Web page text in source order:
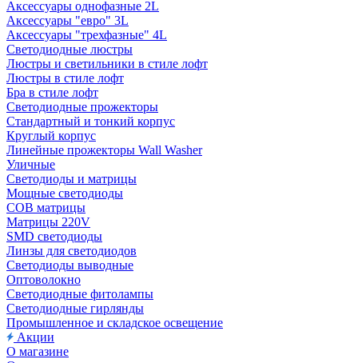
Аксессуары однофазные 2L
Аксессуары "евро" 3L
Аксессуары "трехфазные" 4L
Светодиодные люстры
Люстры и светильники в стиле лофт
Люстры в стиле лофт
Бра в стиле лофт
Светодиодные прожекторы
Стандартный и тонкий корпус
Круглый корпус
Линейные прожекторы Wall Washer
Уличные
Светодиоды и матрицы
Мощные светодиоды
COB матрицы
Матрицы 220V
SMD светодиоды
Линзы для светодиодов
Светодиоды выводные
Оптоволокно
Светодиодные фитолампы
Светодиодные гирлянды
Промышленное и складское освещение
Акции
О магазине